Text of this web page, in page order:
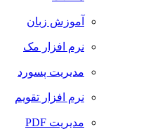
آموزش زبان
نرم افزار مک
مدیریت پسورد
نرم افزار تقویم
مدیریت PDF